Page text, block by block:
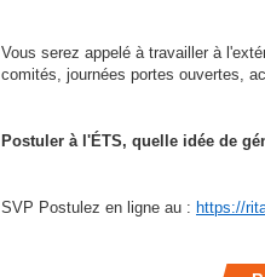
Vous serez appelé à travailler à
comités, journées portes ouvertes,
Postuler à l'ÉTS, quelle idée de
SVP Postulez en ligne au : https://